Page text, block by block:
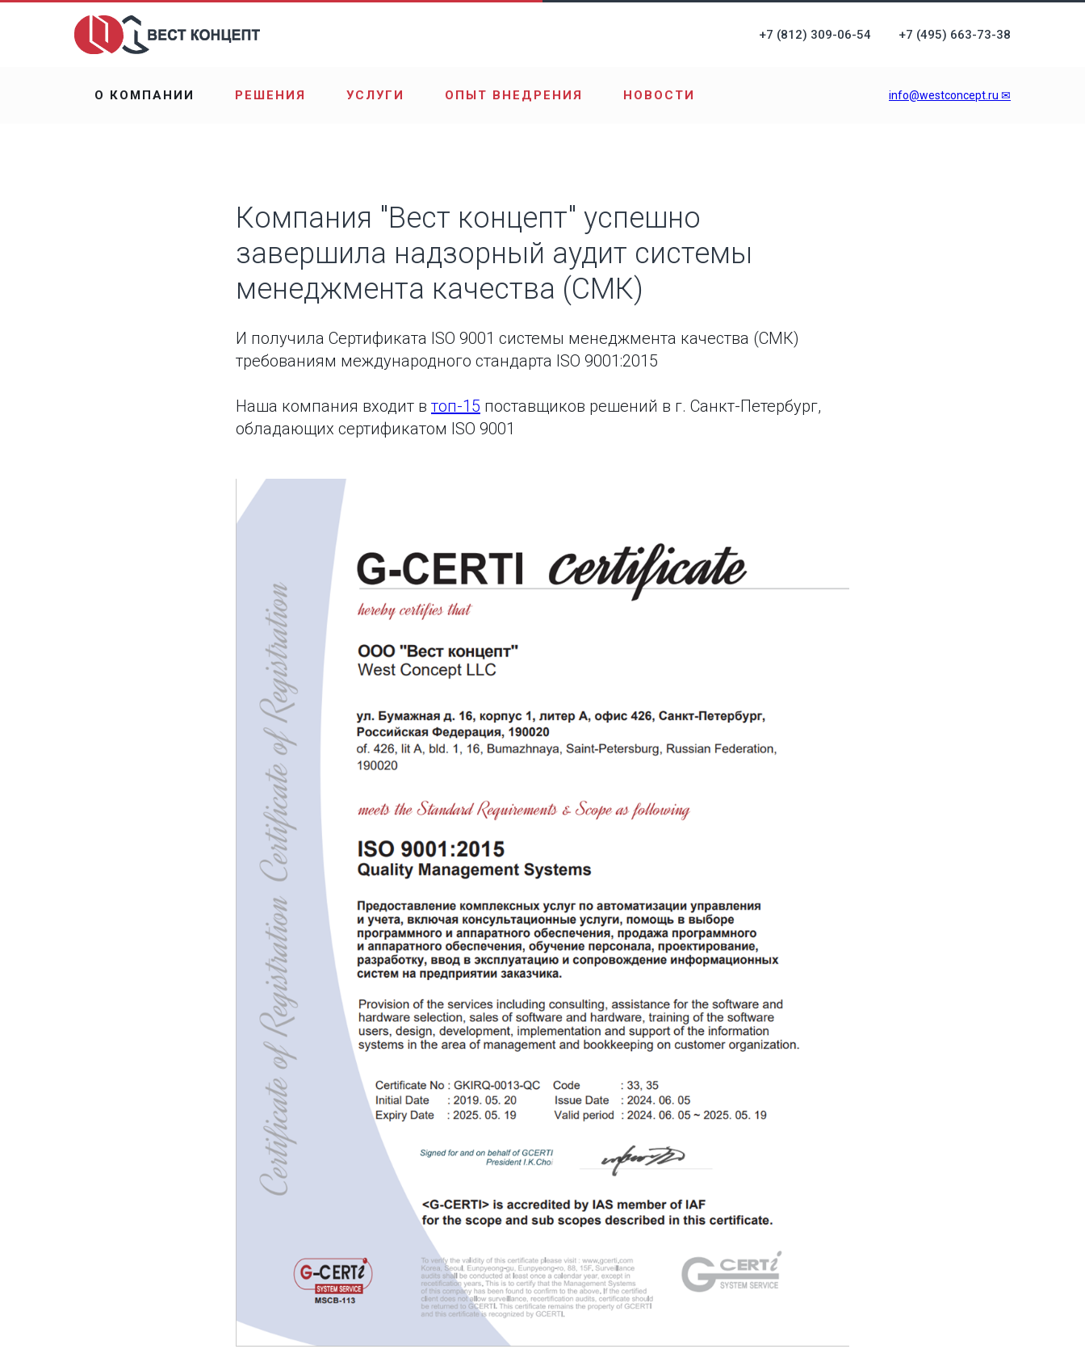
+7 (812) 309-06-54 +7 (495) 663-73-38
О КОМПАНИИ РЕШЕНИЯ УСЛУГИ ОПЫТ ВНЕДРЕНИЯ НОВОСТИ info@westconcept.ru ✉
Компания "Вест концепт" успешно
завершила надзорный аудит системы
менеджмента качества (СМК)
И получила Сертификата ISO 9001 системы менеджмента качества (СМК)
требованиям международного стандарта ISO 9001:2015
Наша компания входит в топ-15 поставщиков решений в г. Санкт-Петербург,
обладающих сертификатом ISO 9001